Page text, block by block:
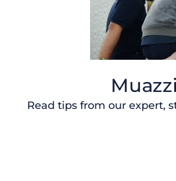
Read tips from our expert,